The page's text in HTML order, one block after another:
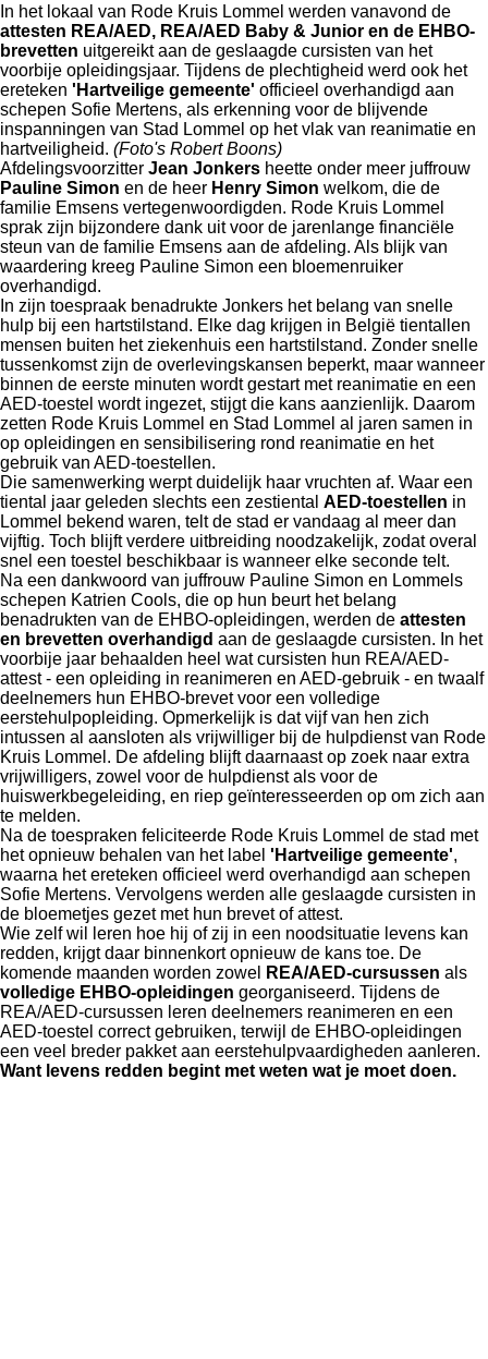
In het lokaal van Rode Kruis Lommel werden vanavond de
attesten REA/AED, REA/AED Baby & Junior en de EHBO-
brevetten uitgereikt aan de geslaagde cursisten van het
voorbije opleidingsjaar. Tijdens de plechtigheid werd ook het
ereteken 'Hartveilige gemeente' officieel overhandigd aan
schepen Sofie Mertens, als erkenning voor de blijvende
inspanningen van Stad Lommel op het vlak van reanimatie en
hartveiligheid. (Foto's Robert Boons)
Afdelingsvoorzitter Jean Jonkers heette onder meer juffrouw
Pauline Simon en de heer Henry Simon welkom, die de
familie Emsens vertegenwoordigden. Rode Kruis Lommel
sprak zijn bijzondere dank uit voor de jarenlange financiële
steun van de familie Emsens aan de afdeling. Als blijk van
waardering kreeg Pauline Simon een bloemenruiker
overhandigd.
In zijn toespraak benadrukte Jonkers het belang van snelle
hulp bij een hartstilstand. Elke dag krijgen in België tientallen
mensen buiten het ziekenhuis een hartstilstand. Zonder snelle
tussenkomst zijn de overlevingskansen beperkt, maar wanneer
binnen de eerste minuten wordt gestart met reanimatie en een
AED-toestel wordt ingezet, stijgt die kans aanzienlijk. Daarom
zetten Rode Kruis Lommel en Stad Lommel al jaren samen in
op opleidingen en sensibilisering rond reanimatie en het
gebruik van AED-toestellen.
Die samenwerking werpt duidelijk haar vruchten af. Waar een
tiental jaar geleden slechts een zestiental AED-toestellen in
Lommel bekend waren, telt de stad er vandaag al meer dan
vijftig. Toch blijft verdere uitbreiding noodzakelijk, zodat overal
snel een toestel beschikbaar is wanneer elke seconde telt.
Na een dankwoord van juffrouw Pauline Simon en Lommels
schepen Katrien Cools, die op hun beurt het belang
benadrukten van de EHBO-opleidingen, werden de attesten
en brevetten overhandigd aan de geslaagde cursisten. In het
voorbije jaar behaalden heel wat cursisten hun REA/AED-
attest - een opleiding in reanimeren en AED-gebruik - en twaalf
deelnemers hun EHBO-brevet voor een volledige
eerstehulpopleiding. Opmerkelijk is dat vijf van hen zich
intussen al aansloten als vrijwilliger bij de hulpdienst van Rode
Kruis Lommel. De afdeling blijft daarnaast op zoek naar extra
vrijwilligers, zowel voor de hulpdienst als voor de
huiswerkbegeleiding, en riep geïnteresseerden op om zich aan
te melden.
Na de toespraken feliciteerde Rode Kruis Lommel de stad met
het opnieuw behalen van het label 'Hartveilige gemeente',
waarna het ereteken officieel werd overhandigd aan schepen
Sofie Mertens. Vervolgens werden alle geslaagde cursisten in
de bloemetjes gezet met hun brevet of attest.
Wie zelf wil leren hoe hij of zij in een noodsituatie levens kan
redden, krijgt daar binnenkort opnieuw de kans toe. De
komende maanden worden zowel
REA/AED-cursussen als
volledige EHBO-opleidingen georganiseerd. Tijdens de
REA/AED-cursussen leren deelnemers reanimeren en een
AED-toestel correct gebruiken, terwijl de EHBO-opleidingen
een veel breder pakket aan eerstehulpvaardigheden aanleren.
Want levens redden begint met weten wat je moet doen.